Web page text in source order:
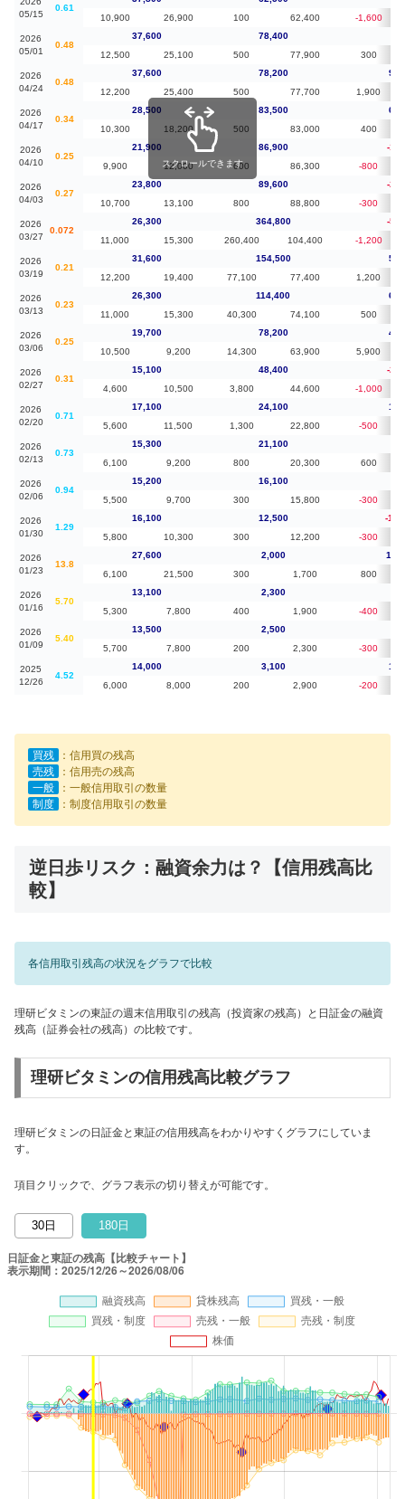
05/15
0.61
10,900
26,900 100 62,400 -1,600
2026
05/01
0.48
37,600 78,400
12,500
25,100 500 77,900 300
2026
04/24
0.48
37,600 78,200
12,200
25,400 500 77,700 1,900
2026
04/17
0.34
28,500 83,500
10,300
18,200 500 83,000 400
2026
04/10
0.25
21,900 86,900
-
9,900
12,000 600 86,300 -800
2026
04/03
0.27
23,800 89,600
-
10,700
13,100 800 88,800 -300
2026
03/27
0.072
26,300 364,800
-
11,000
15,300 260,400 104,400 -1,200
2026
03/19
0.21
31,600 154,500
12,200
19,400 77,100 77,400 1,200
2026
03/13
0.23
26,300 114,400
11,000
15,300 40,300 74,100 500
2026
03/06
0.25
19,700 78,200
10,500
9,200 14,300 63,900 5,900
2026
02/27
0.31
15,100 48,400
-
4,600
10,500 3,800 44,600 -1,000
2026
02/20
0.71
17,100 24,100
5,600
11,500 1,300 22,800 -500
2026
02/13
0.73
15,300 21,100
6,100
9,200 800 20,300 600
2026
02/06
0.94
15,200 16,100
5,500
9,700 300 15,800 -300
2026
01/30
1.29
16,100 12,500
-
5,800
10,300 300 12,200 -300
2026
01/23
13.8
27,600 2,000
6,100
21,500 300 1,700 800
2026
01/16
5.70
13,100 2,300
5,300
7,800 400 1,900 -400
2026
01/09
5.40
13,500 2,500
5,700
7,800 200 2,300 -300
2025
12/26
4.52
14,000 3,100
6,000
8,000 200 2,900 -200
スクロールできます
買残
：信用買の残高
売残
：信用売の残高
一般
：一般信用取引の数量
制度
：制度信用取引の数量
逆日歩リスク：融資余力は？【信用残高比
較】
各信用取引残高の状況をグラフで比較
理研ビタミンの東証の週末信用取引の残高（投資家の残高）と日証金の融資
残高（証券会社の残高）の比較です。
理研ビタミンの信用残高比較グラフ
理研ビタミンの日証金と東証の信用残高をわかりやすくグラフにしていま
す。
項目クリックで、グラフ表示の切り替えが可能です。
30日 180日